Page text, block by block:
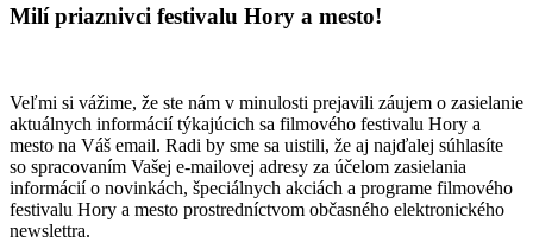
Milí priaznivci festivalu Hory a mesto!
Veľmi si vážime, že ste nám v minulosti prejavili záujem o zasielanie
aktuálnych informácií týkajúcich sa filmového festivalu Hory a
mesto na Váš email. Radi by sme sa uistili, že aj najďalej súhlasíte
so spracovaním Vašej e-mailovej adresy za účelom zasielania
informácií o novinkách, špeciálnych akciách a programe filmového
festivalu Hory a mesto prostredníctvom občasného elektronického
newslettra.